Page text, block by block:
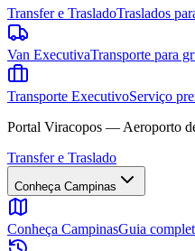
Transfer e TrasladoTraslados
Van ExecutivaTransporte para
Transporte ExecutivoServiço
Portal Viracopos — Aeroporto
Transfer e Traslado
Conheça Campinas
Conheça CampinasGuia